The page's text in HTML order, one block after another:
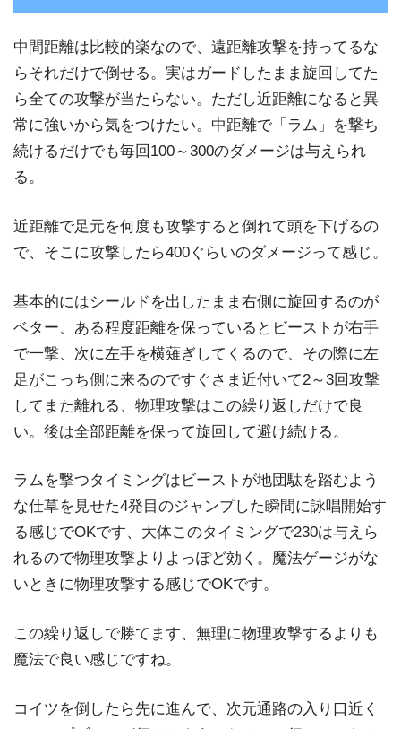
中間距離は比較的楽なので、遠距離攻撃を持ってるな
らそれだけで倒せる。実はガードしたまま旋回してた
ら全ての攻撃が当たらない。ただし近距離になると異
常に強いから気をつけたい。中距離で「ラム」を撃ち
続けるだけでも毎回100～300のダメージは与えられ
る。
近距離で足元を何度も攻撃すると倒れて頭を下げるの
で、そこに攻撃したら400ぐらいのダメージって感じ。
基本的にはシールドを出したまま右側に旋回するのが
ベター、ある程度距離を保っているとビーストが右手
で一撃、次に左手を横薙ぎしてくるので、その際に左
足がこっち側に来るのですぐさま近付いて2～3回攻撃
してまた離れる、物理攻撃はこの繰り返しだけで良
い。後は全部距離を保って旋回して避け続ける。
ラムを撃つタイミングはビーストが地団駄を踏むよう
な仕草を見せた4発目のジャンプした瞬間に詠唱開始す
る感じでOKです、大体このタイミングで230は与えら
れるので物理攻撃よりよっぽど効く。魔法ゲージがな
いときに物理攻撃する感じでOKです。
この繰り返しで勝てます、無理に物理攻撃するよりも
魔法で良い感じですね。
コイツを倒したら先に進んで、次元通路の入り口近く